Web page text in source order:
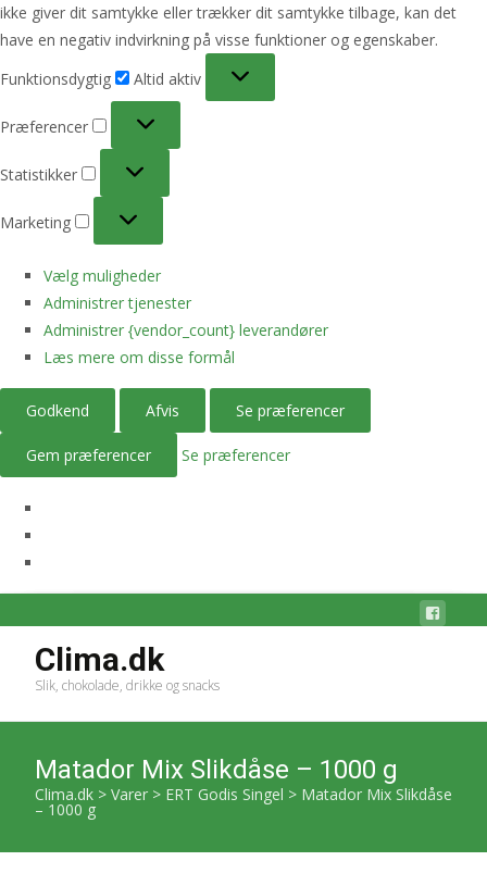
ikke giver dit samtykke eller trækker dit samtykke tilbage, kan det
have en negativ indvirkning på visse funktioner og egenskaber.
Funktionsdygtig
Altid aktiv
Præferencer
Statistikker
Marketing
Vælg muligheder
Administrer tjenester
Administrer {vendor_count} leverandører
Læs mere om disse formål
Godkend Afvis Se præferencer
Gem præferencer Se præferencer
Clima.dk
Slik, chokolade, drikke og snacks
Matador Mix Slikdåse – 1000 g
Clima.dk > Varer > ERT Godis Singel > Matador Mix Slikdåse
– 1000 g